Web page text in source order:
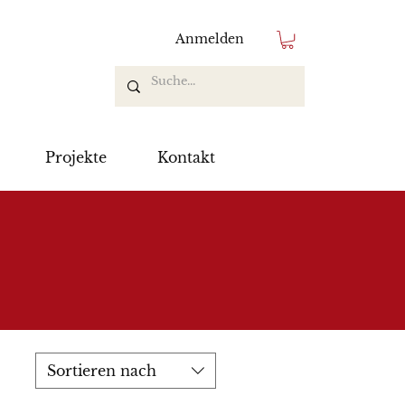
Anmelden
Projekte Kontakt
Sortieren nach